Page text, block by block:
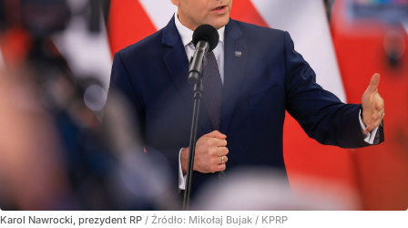
Karol Nawrocki, prezydent RP / Źródło: Mikołaj Bujak / KPRP